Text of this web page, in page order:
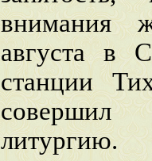
внимания
августа в
станции
литургию.